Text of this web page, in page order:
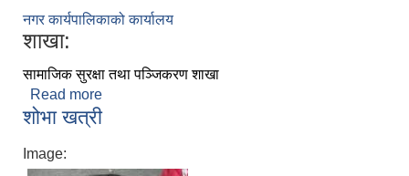
नगर कार्यपालिकाको कार्यालय
शाखा:
सामाजिक सुरक्षा तथा पञ्जिकरण शाखा
Read more
शोभा खत्री
Image: